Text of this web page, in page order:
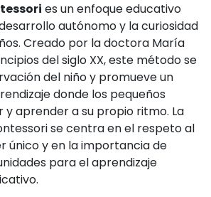
es un enfoque educativo
autónomo y la curiosidad
Creado por la doctora María
del siglo XX, este método se
del niño y promueve un
donde los pequeños
y aprender a su propio ritmo. La
se centra en el respeto al
único y en la importancia de
para el aprendizaje